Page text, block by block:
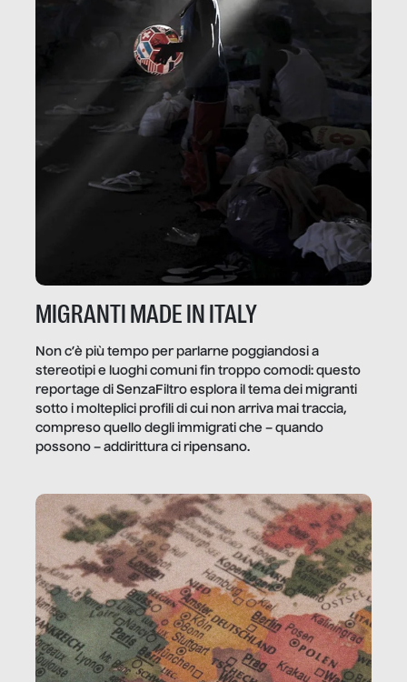
MIGRANTI MADE IN ITALY
Non c’è più tempo per parlarne poggiandosi a
stereotipi e luoghi comuni fin troppo comodi: questo
reportage di SenzaFiltro esplora il tema dei migranti
sotto i molteplici profili di cui non arriva mai traccia,
compreso quello degli immigrati che – quando
possono – addirittura ci ripensano.